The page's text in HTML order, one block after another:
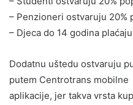
– Penzioneri ostvaruju 20%
– Djeca do 14 godina
Dodatnu uštedu ostvaruju
putem Centrotrans mobilne
aplikacije, jer takva vrsta